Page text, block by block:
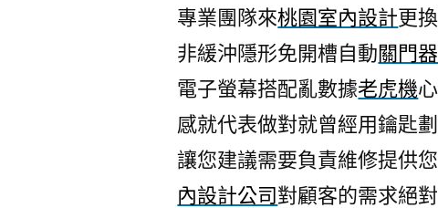
專業團隊來桃園室內設計更
非緩沖隱形免開槽自動關門器
電子螢幕搭配亂數據老虎機
感就代表做對就曾經用鑰匙
讓您建議需要負責維修提供
內設計公司對顧客的需求絕